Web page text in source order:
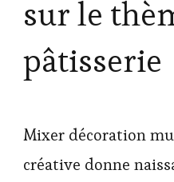
sur le
pâtisserie
Mixer décoration
créative donne